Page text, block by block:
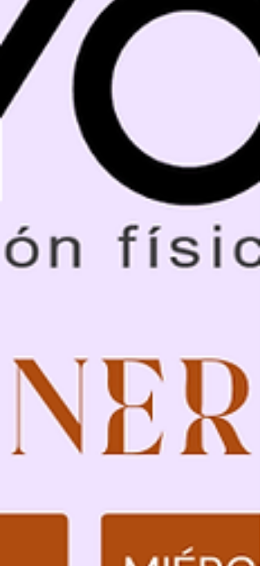
Si supieras la de cambios que habría en tu
de ánimo, en tu energía, en las molestias
habituales, en tu cuerpo, en tu